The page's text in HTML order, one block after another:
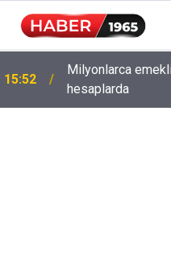
15:52
Milyonlarca
hesaplarda